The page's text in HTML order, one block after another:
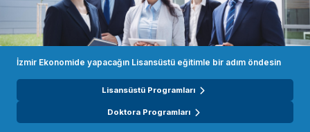
İzmir Ekonomide yapacağın Lisansüstü eğitimle bir adım öndesin
Lisansüstü Programları
Doktora Programları